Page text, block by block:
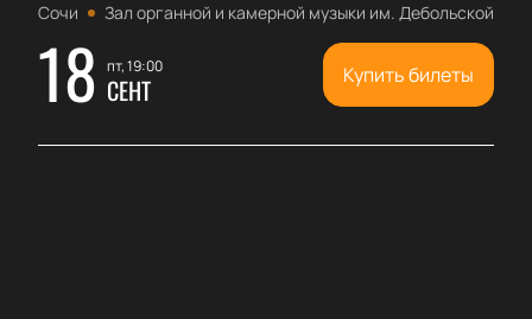
Сочи Зал органной и камерной музыки им. Дебольской
18 пт, 19:00
СЕНТ Купить билеты